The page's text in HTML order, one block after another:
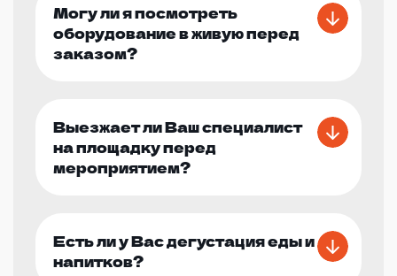
Могу ли я посмотреть
оборудование в живую перед
заказом?
Выезжает ли Ваш специалист
на площадку перед
мероприятием?
Есть ли у Вас дегустация еды и
напитков?